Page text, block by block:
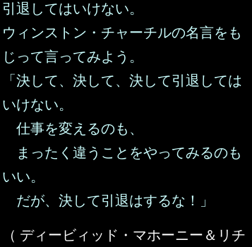
引退してはいけない。
ウィンストン・チャーチルの名言をも
じって言ってみよう。
「決して、決して、決して引退しては
いけない。
仕事を変えるのも、
まったく違うことをやってみるのも
いい。
だが、決して引退はするな！」
（ ディービィッド・マホーニー＆リチ